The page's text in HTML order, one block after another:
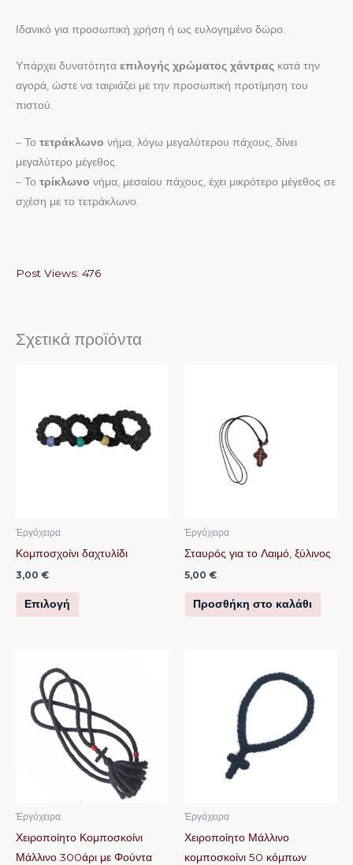
Ιδανικό για προσωπική χρήση ή ως ευλογημένο δώρο.
Υπάρχει δυνατότητα επιλογής χρώματος χάντρας κατά την
αγορά, ώστε να ταιριάζει με την προσωπική προτίμηση του
πιστού.
– Το τετράκλωνο νήμα, λόγω μεγαλύτερου πάχους, δίνει
μεγαλύτερο μέγεθος.
– Το τρίκλωνο νήμα, μεσαίου πάχους, έχει μικρότερο μέγεθος σε
σχέση με το τετράκλωνο.
Post Views: 476
Σχετικά προϊόντα
Ἐργόχειρα
Κομποσχοίνι δαχτυλίδι
3,00 €
Επιλογή
προϊόν
έχει
πολλαπλές
να
Ἐργόχειρα
Σταυρός για το Λαιμό, ξύλινος
5,00 €
Προσθήκη στο καλάθι
Ἐργόχειρα
Χειροποίητο Κομποσκοίνι
Μάλλινο 300άρι με Φούντα
το
προϊόν
έχει
πολλαπλές
παραλλαγές.
Οι
επιλογές
να
επιλεγούν
Ἐργόχειρα
Χειροποίητο Μάλλινο
κομποσκοίνι 50 κόμπων
το
προϊόν
έχει
πολλαπλές
παραλλαγές.
να
επιλεγούν